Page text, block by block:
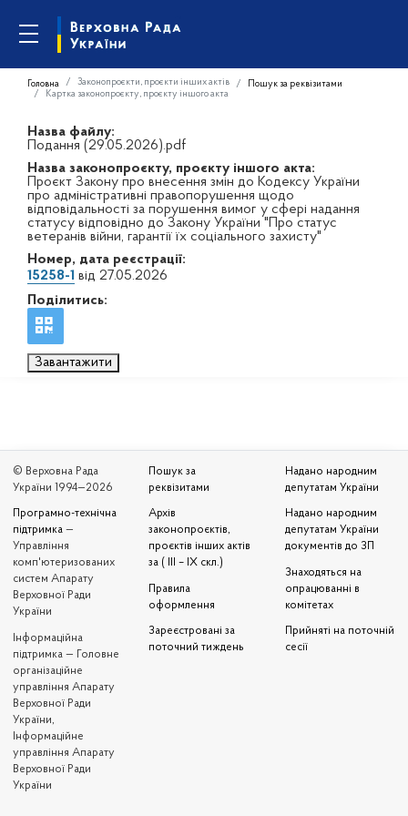
Головна Законопроєкти, проєкти інших актів
Пошук за реквізитами
Картка законопроєкту, проєкту іншого акта
Назва файлу:
Подання (29.05.2026).pdf
Назва законопроєкту, проєкту іншого акта:
Проєкт Закону про внесення змін до Кодексу України
про адміністративні правопорушення щодо
відповідальності за порушення вимог у сфері надання
статусу відповідно до Закону України "Про статус
ветеранів війни, гарантії їх соціального захисту"
Номер, дата реєстрації:
15258-1 від 27.05.2026
Поділитись:
Завантажити
© Верховна Рада
України 1994—2026
Програмно-технічна
підтримка —
Управління
комп'ютеризованих
систем Апарату
Верховної Ради
України
Iнформаційна
підтримка — Головне
організаційне
управління Апарату
Верховної Ради
України,
Інформаційне
управління Апарату
Верховної Ради
України
Пошук за
реквізитами
Архів
законопроєктів,
проєктів інших актів
за ( III – IX скл.)
Правила
оформлення
Зареєстровані за
поточний тиждень
Надано народним
депутатам України
Надано народним
депутатам України
документів до ЗП
Знаходяться на
опрацюванні в
комітетах
Прийняті на поточній
сесії